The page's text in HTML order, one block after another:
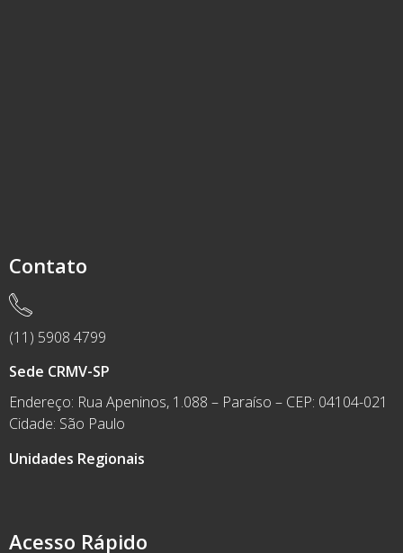
Acesso Rápido
Contato
(11) 5908 4799
Sede CRMV-SP
Endereço: Rua Apeninos, 1.088 – Paraíso – CEP: 04104-021
Cidade: São Paulo
Unidades Regionais